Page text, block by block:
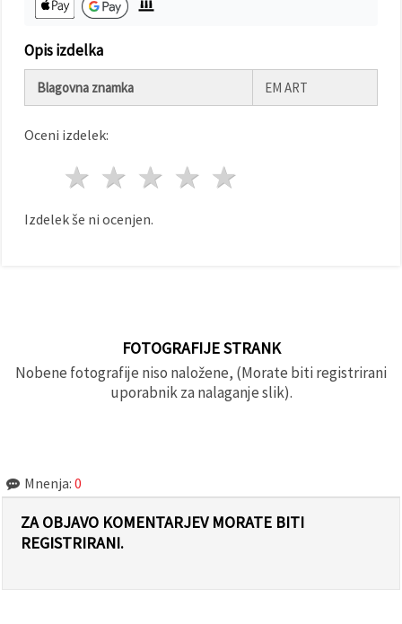
Opis izdelka
Blagovna znamka EM ART
Oceni izdelek:
4 zvezde
3 zvezde
2 zvezde
1 zvezda
Izdelek še ni ocenjen.
FOTOGRAFIJE STRANK
Nobene fotografije niso naložene, (Morate biti registrirani
uporabnik za nalaganje slik).
Mnenja: 0
ZA OBJAVO KOMENTARJEV MORATE BITI
REGISTRIRANI.